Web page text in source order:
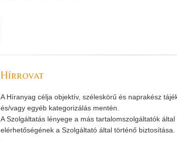
Hírrovat
A Híranyag célja objektív, széleskörű és naprakész
és/vagy egyéb kategorizálás mentén.
A Szolgáltatás lényege a más tartalomszolgáltatók
elérhetőségének a Szolgáltató által történő biztosítása.